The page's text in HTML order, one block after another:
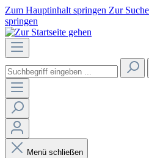
Zum Hauptinhalt springen Zur
springen
Menü schließen